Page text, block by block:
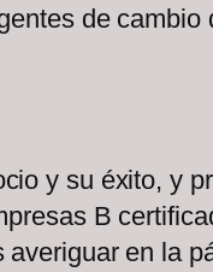
de
y su éxito, y
B
en la